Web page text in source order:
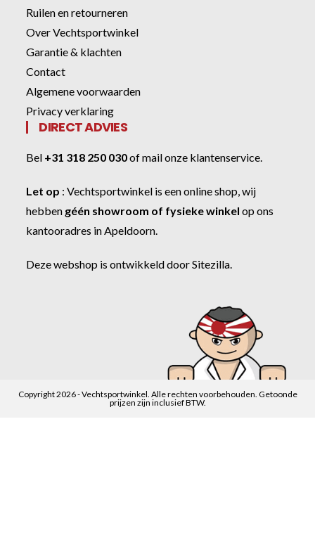
Ruilen en retourneren
Over Vechtsportwinkel
Garantie & klachten
Contact
Algemene voorwaarden
Privacy verklaring
DIRECT ADVIES
Bel +31 318 250 030ofmail onze klantenservice
Let op :Vechtsportwinkel is een online shop, wij
hebben géén showroom of fysieke winkel op ons
kantooradres in Apeldoorn.
Deze webshop is ontwikkeld doorSitezilla
Copyright 2026 - Vechtsportwinkel. Alle rechten voorbehouden. Getoonde
prijzen zijn inclusief BTW.